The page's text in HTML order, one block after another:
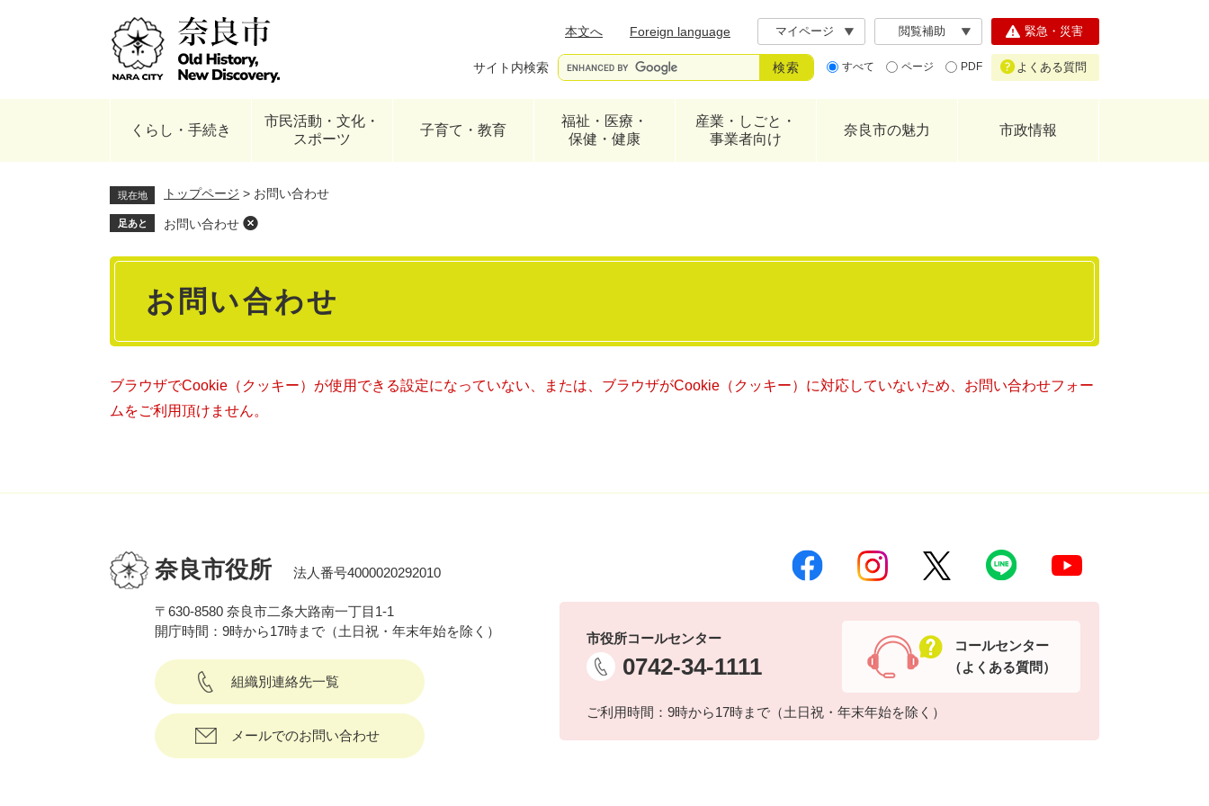
本文へ
Foreign language マイページ 閲覧補助
サイト内検索 すべて ページ PDF
緊急・災害
よくある質問
くらし・手続き
市民活動・文化・
スポーツ
子育て・教育
福祉・医療・
保健・健康
産業・しごと・
事業者向け
奈良市の魅力 市政情報
現在地 トップページ > お問い合わせ
足あと お問い合わせ
本
お問い合わせ
ブラウザでCookie（クッキー）が使用できる設定になっていない、または、ブラウザがCookie（クッキー）に対応していないため、お問い合わせフォー
ムをご利用頂けません。
奈良市役所 法人番号4000020292010
〒630-8580 奈良市二条大路南一丁目1-1
開庁時間：9時から17時まで（土日祝・年末年始を除く）
組織別連絡先一覧
メールでのお問い合わせ
市役所コールセンター
0742-34-1111
ご利用時間：9時から17時まで（土日祝・年末年始を除く）
コールセンター
（よくある質問）